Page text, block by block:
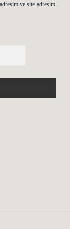
ve site adresim